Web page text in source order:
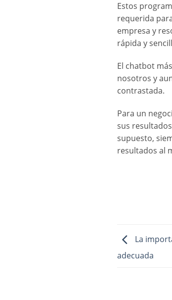
Estos
requerida
empresa y
rápida y
El chatbot
nosotros y
contrastada.
Para un
sus
supuesto,
resultados al
La
adecuada